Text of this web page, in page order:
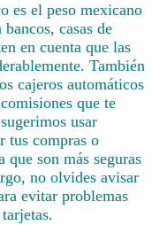
es el peso mexicano
casas de
en cuenta que las
También
cajeros automáticos
que te
usar
tus compras o
que son más seguras
no olvides avisar
evitar problemas